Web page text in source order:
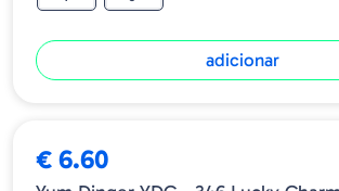
adicionar
€ 6.60